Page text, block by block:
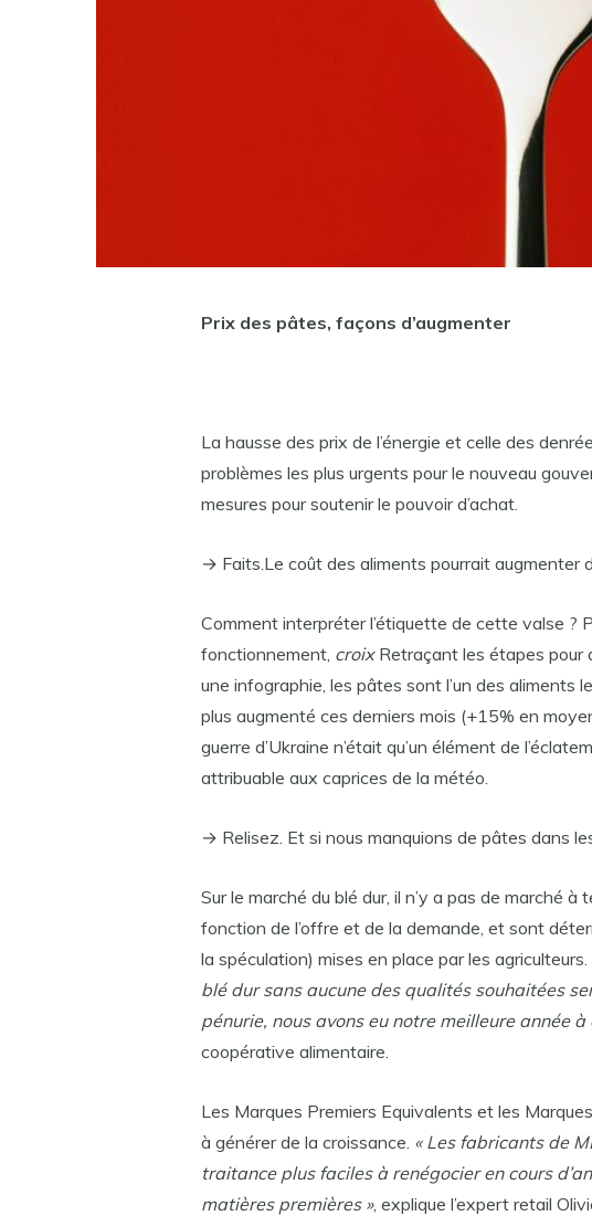
Prix ​​des pâtes, façons d’augmenter
La hausse des prix de l’énergie et celle des
problèmes les plus urgents pour le nouveau
mesures pour soutenir le pouvoir d’achat.
→ Faits.Le coût des aliments pourrait augmenter
Comment interpréter l’étiquette de cette valse ?
fonctionnement, croixRetraçant les étapes pour
une infographie, les pâtes sont l’un des aliments
plus augmenté ces derniers mois (+15% en
guerre d’Ukraine n’était qu’un élément de
attribuable aux caprices de la météo.
→ Relisez. Et si nous manquions de pâtes dans
Sur le marché du blé dur, il n’y a pas de marché
fonction de l’offre et de la demande, et sont
la spéculation) mises en place par les agriculteurs.
blé dur sans aucune des qualités souhaitées
pénurie, nous avons eu notre meilleure année à
coopérative alimentaire.
Les Marques Premiers Equivalents et les
à générer de la croissance. « Les fabricants de
traitance plus faciles à renégocier en cours
matières premières », explique l’expert retail